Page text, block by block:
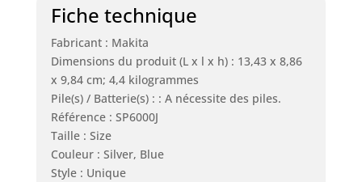
Fiche technique
Fabricant : Makita
Dimensions du produit (L x l x h) : 13,43 x 8,86
x 9,84 cm; 4,4 kilogrammes
Pile(s) / Batterie(s) : : A nécessite des piles.
Référence : SP6000J
Taille : Size
Couleur : Silver, Blue
Style : Unique